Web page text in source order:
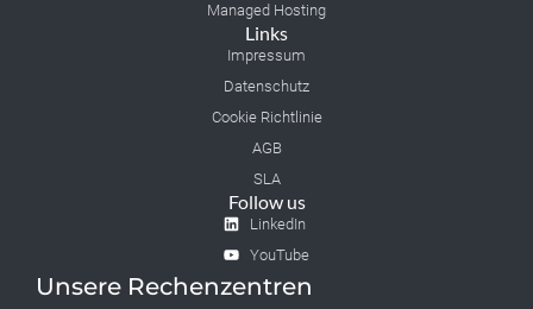
Managed Hosting
Links
Impressum
Datenschutz
Cookie Richtlinie
AGB
SLA
Follow us
LinkedIn
YouTube
Unsere Rechenzentren